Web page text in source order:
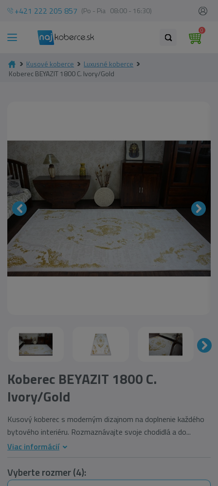
+421 222 205 857 (Po - Pia 08:00 - 16:30)
0
Kusové koberce
Luxusné koberce
Koberec BEYAZIT 1800 C. Ivory/Gold
Koberec BEYAZIT 1800 C.
Ivory/Gold
Kusový koberec s moderným dizajnom na doplnenie každého
bytového interiéru. Rozmaznávajte svoje chodidlá a do...
Viac informácií
Vyberte rozmer (4):